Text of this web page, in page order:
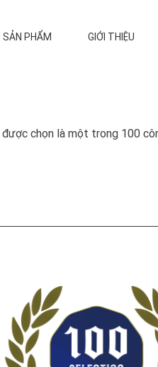
SẢN PHẨM GIỚI THIỆU
chọn là một trong 100